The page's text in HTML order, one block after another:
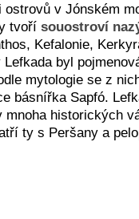
ostrovů v Jónském
tvoří souostroví
Kefalonie,
byl
mytologie se z
básnířka Sapfó.
mnoha historických
ty s Peršany a